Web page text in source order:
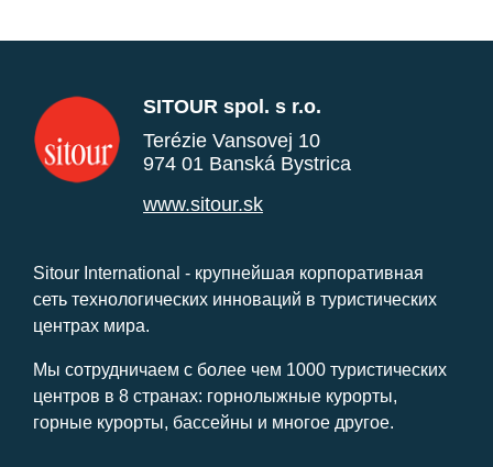
SITOUR spol. s r.o.
Terézie Vansovej 10
974 01 Banská Bystrica
www.sitour.sk
Sitour International - крупнейшая корпоративная
сеть технологических инноваций в туристических
центрах мира.
Мы сотрудничаем с более чем 1000 туристических
центров в 8 странах: горнолыжные курорты,
горные курорты, бассейны и многое другое.